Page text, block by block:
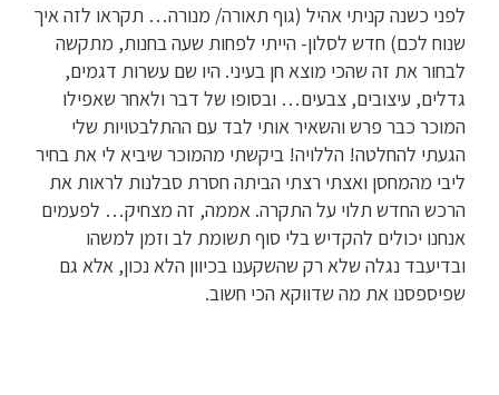
לפני כשנה קניתי אהיל (גוף תאורה/ מנורה… תקראו לזה איך
שנוח לכם) חדש לסלון- הייתי לפחות שעה בחנות, מתקשה
לבחור את זה שהכי מוצא חן בעיני. היו שם עשרות דגמים,
גדלים, עיצובים, צבעים… ובסופו של דבר ולאחר שאפילו
המוכר כבר פרש והשאיר אותי לבד עם ההתלבטויות שלי
הגעתי להחלטה! הללויה! ביקשתי מהמוכר שיביא לי את בחיר
ליבי מהמחסן ואצתי רצתי הביתה חסרת סבלנות לראות את
הרכש החדש תלוי על התקרה. אממה, זה מצחיק… לפעמים
אנחנו יכולים להקדיש בלי סוף תשומת לב וזמן למשהו
ובדיעבד נגלה שלא רק שהשקענו בכיוון הלא נכון, אלא גם
שפיספסנו את מה שדווקא הכי חשוב.